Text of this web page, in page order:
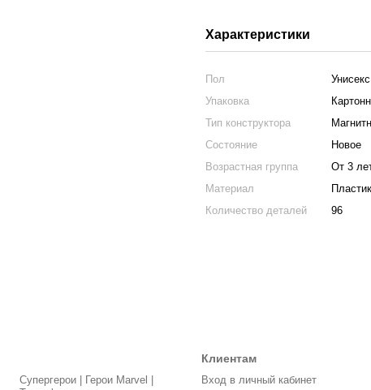
Характеристики
Пол
Унисекс
Упаковка
Тип конструктора
Состояние
Новое
Возрастная группа
От 3
Материал
Пластик
Количество деталей
96
Супергерои | Герои Marvel |
Клиентам
Вход в личный кабинет